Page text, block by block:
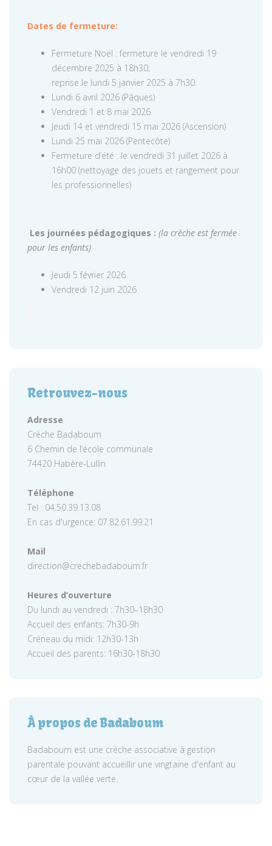
Dates de fermeture:
Fermeture Noël : fermeture le vendredi 19
décembre 2025 à 18h30,
reprise le lundi 5 janvier 2025 à 7h30.
Lundi 6 avril 2026 (Pâques)
Vendredi 1 et 8 mai 2026
Jeudi 14 et vendredi 15 mai 2026 (Ascension)
Lundi 25 mai 2026 (Pentecôte)
Fermeture d’été : le vendredi 31 juillet 2026 à
16h00 (nettoyage des jouets et rangement pour
les professionnelles)
Les journées pédagogiques : (la crèche est fermée
pour les enfants)
Jeudi 5 février 2026
Vendredi 12 juin 2026
Retrouvez-nous
Adresse
Crèche Badaboum
6 Chemin de l’école communale
74420 Habère-Lullin
Téléphone
Tel : 04.50.39.13.08
En cas d'urgence: 07.82.61.99.21
Mail
direction@crechebadaboum.fr
Heures d’ouverture
Du lundi au vendredi : 7h30–18h30
Accueil des enfants: 7h30-9h
Créneau du midi: 12h30-13h
Accueil des parents: 16h30-18h30
À propos de Badaboum
Badaboum est une crèche associative à gestion
parentale pouvant accueillir une vingtaine d'enfant au
cœur de la vallée verte.